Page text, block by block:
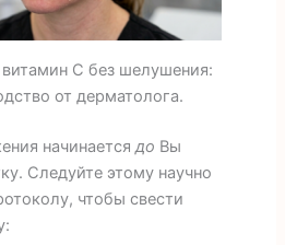
витамин С без шелушения:
от дерматолога.
начинаетсядо Вы
Следуйте этому научно
чтобы свести